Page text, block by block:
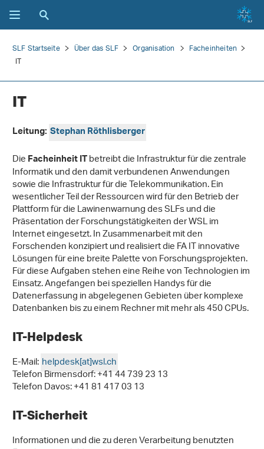
SLF Startseite Über das SLF Organisation
Facheinheiten
IT
IT
Leitung: Stephan Röthlisberger
DieFacheinheit ITbetreibt die Infrastruktur für die zentrale
Informatik und den damit verbundenen Anwendungen
sowie die Infrastruktur für die Telekommunikation. Ein
wesentlicher Teil der Ressourcen wird für den Betrieb der
Plattform für die Lawinenwarnung des SLFs und die
Präsentation der Forschungstätigkeiten der WSL im
Internet eingesetzt. In Zusammenarbeit mit den
Forschenden konzipiert und realisiert die FA IT innovative
Lösungen für eine breite Palette von Forschungsprojekten.
Für diese Aufgaben stehen eine Reihe von Technologien im
Einsatz. Angefangen bei speziellen Handys für die
Datenerfassung in abgelegenen Gebieten über komplexe
Datenbanken bis zu einem Rechner mit mehr als 450 CPUs.
IT-Helpdesk
E-Mail:helpdesk[at]wsl.ch
Telefon Birmensdorf: +41 44 739 23 13
Telefon Davos: +41 81 417 03 13
IT-Sicherheit
Informationen und die zu deren Verarbeitung benutzten